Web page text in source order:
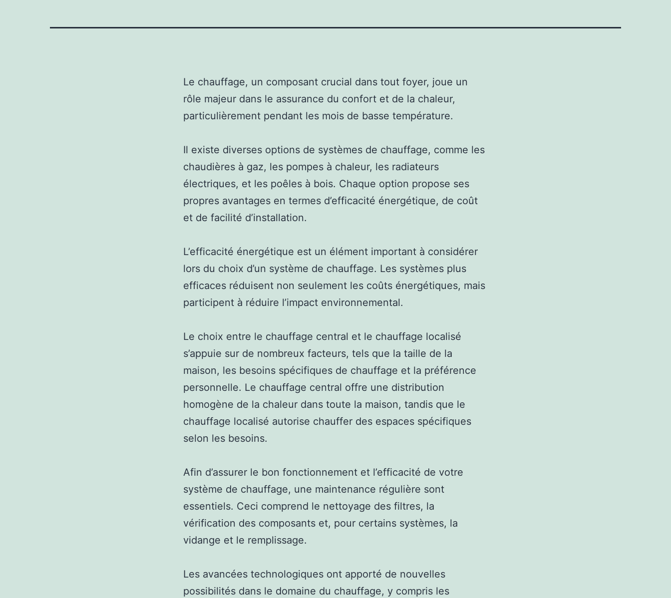
Le chauffage, un composant crucial dans tout foyer, joue un
rôle majeur dans le assurance du confort et de la chaleur,
particulièrement pendant les mois de basse température.
Il existe diverses options de systèmes de chauffage, comme les
chaudières à gaz, les pompes à chaleur, les radiateurs
électriques, et les poêles à bois. Chaque option propose ses
propres avantages en termes d’efficacité énergétique, de coût
et de facilité d’installation.
L’efficacité énergétique est un élément important à considérer
lors du choix d’un système de chauffage. Les systèmes plus
efficaces réduisent non seulement les coûts énergétiques, mais
participent à réduire l’impact environnemental.
Le choix entre le chauffage central et le chauffage localisé
s’appuie sur de nombreux facteurs, tels que la taille de la
maison, les besoins spécifiques de chauffage et la préférence
personnelle. Le chauffage central offre une distribution
homogène de la chaleur dans toute la maison, tandis que le
chauffage localisé autorise chauffer des espaces spécifiques
selon les besoins.
Afin d’assurer le bon fonctionnement et l’efficacité de votre
système de chauffage, une maintenance régulière sont
essentiels. Ceci comprend le nettoyage des filtres, la
vérification des composants et, pour certains systèmes, la
vidange et le remplissage.
Les avancées technologiques ont apporté de nouvelles
possibilités dans le domaine du chauffage, y compris les